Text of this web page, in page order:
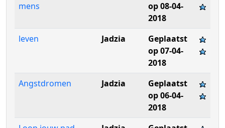
mens
op 08-04-
2018
leven
Jadzia
Geplaatst
op 07-04-
2018
Angstdromen
Jadzia
Geplaatst
op 06-04-
2018